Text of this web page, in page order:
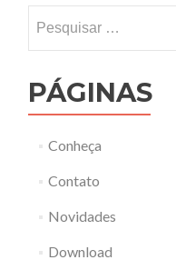
por:
PÁGINAS
Conheça
Contato
Novidades
Download